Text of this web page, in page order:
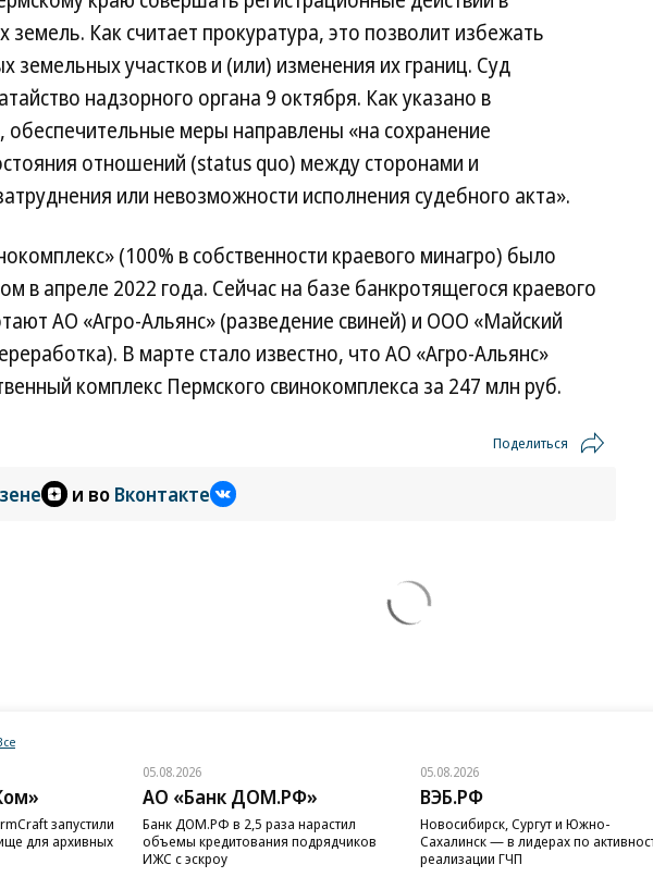
Как считает прокуратура, это позволит избежать
земельных участков и (или) изменения их границ. Суд
надзорного органа 9 октября. Как указано в
обеспечительные меры направлены «на сохранение
отношений (status quo) между сторонами и
или невозможности исполнения судебного акта».
(100% в собственности краевого мин­агро) было
в апреле 2022 года. Сейчас на базе банкротящегося краевого
АО «Агро-Альянс» (разведение свиней) и ООО «Майский
В марте стало известно, что АО «Агро-Альянс»
комплекс Пермского свинокомплекса за 247 млн руб.
Поделиться
и во Вконтакте
запустили
для архивных
05.08.2026
АО «Банк ДОМ.РФ»
Банк ДОМ.РФ в 2,5 раза нарастил
объемы кредитования подрядчиков
ИЖС с эскроу
05.08.2026
ВЭБ.РФ
Новосибирск, Сургут и Южно-
Сахалинск — в лидерах по
реализации ГЧП